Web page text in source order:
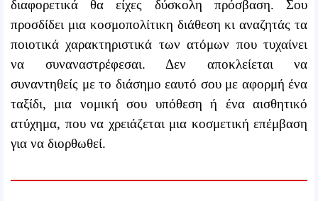
διαφορετικά θα είχες δύσκολη πρόσβαση. Σου
προσδίδει μια κοσμοπολίτικη διάθεση κι αναζητάς τα
ποιοτικά χαρακτηριστικά των ατόμων που τυχαίνει
να συναναστρέφεσαι. Δεν αποκλείεται να
συναντηθείς με το διάσημο εαυτό σου με αφορμή ένα
ταξίδι, μια νομική σου υπόθεση ή ένα αισθητικό
ατύχημα, που να χρειάζεται μια κοσμετική επέμβαση
για να διορθωθεί.